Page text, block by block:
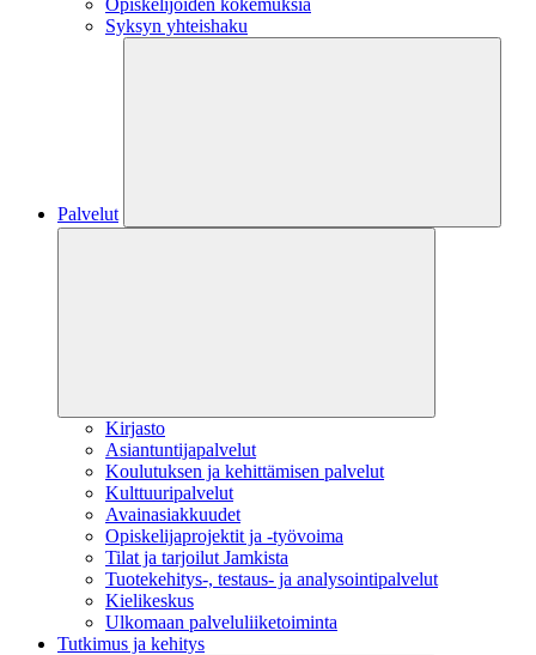
Syksyn yhteishaku
Palvelut
Kirjasto
Asiantuntijapalvelut
Koulutuksen ja kehittämisen palvelut
Kulttuuripalvelut
Avainasiakkuudet
Opiskelijaprojektit​ ja -työvoima
Tilat ja tarjoilut Jamkista
Tuotekehitys-, testaus- ja analysointipalvelut
Kielikeskus
Ulkomaan palveluliiketoiminta
Tutkimus ja kehitys